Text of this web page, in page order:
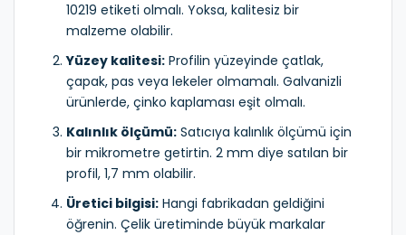
10219 etiketi olmalı. Yoksa, kalitesiz bir
malzeme olabilir.
Yüzey kalitesi: Profilin yüzeyinde çatlak,
çapak, pas veya lekeler olmamalı. Galvanizli
ürünlerde, çinko kaplaması eşit olmalı.
Kalınlık ölçümü: Satıcıya kalınlık ölçümü için
bir mikrometre getirtin. 2 mm diye satılan bir
profil, 1,7 mm olabilir.
Üretici bilgisi: Hangi fabrikadan geldiğini
öğrenin. Çelik üretiminde büyük markalar